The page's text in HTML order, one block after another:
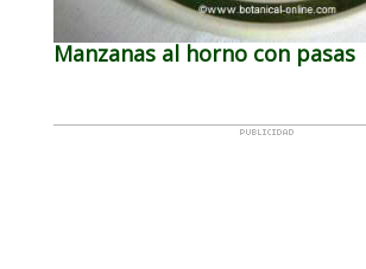
Manzanas al horno con pasas